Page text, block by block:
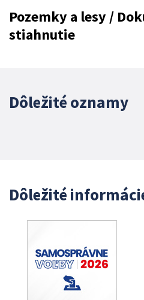
Pozemky a lesy /
stiahnutie
Dôležité oznamy
Dôležité